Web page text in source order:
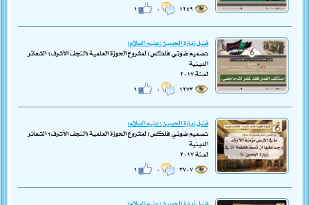
فضل زيارة الحسين (عليه السلام)
تصميم ضوئي (فلكس) لمشروع الحوزة العلمية (النجف الأشرف)- الشعائر
الدينية
لسنة ٢٠١٧
فضل زيارة الحسين (عليه السلام)
تصميم ضوئي (فلكس) لمشروع الحوزة العلمية (النجف الأشرف)- الشعائر
الدينية
لسنة ٢٠١٧